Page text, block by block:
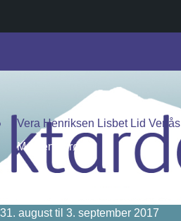
Vera Henriksen Lisbet Lid Venås
Markens grøde
31. august til 3. september 2017